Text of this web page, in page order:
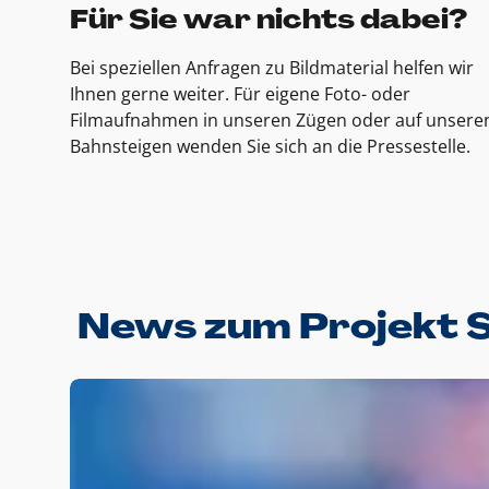
Für Sie war nichts dabei?
Bei speziellen Anfragen zu Bildmaterial helfen wir
Ihnen gerne weiter. Für eigene Foto- oder
Filmaufnahmen in unseren Zügen oder auf
Bahnsteigen wenden Sie sich an die Pressestelle.
News zum Projekt